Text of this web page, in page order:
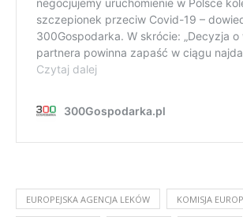
EUROPEJSKA AGENCJA LEKÓW KOMISJA